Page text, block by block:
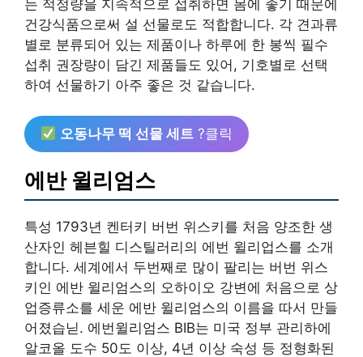
는 적정량을 지속적으로 섭취하면 몸에 좋기 때문에
건강식품으로써 설 선물로도 적합합니다. 각 견과류
별로 분류되어 있는 제품이나 하루에 한 봉씩 필수
섭취 권장량이 담긴 제품들도 있어, 기호별로 선택
하여 선물하기 아주 좋은 것 같습니다.
오동나무 떡 선물 세트 ?클릭
에반 윌리엄스
특성 1793년 켄터키 버번 위스키를 처음 양조한 생
산자인 헤븐힐 디스틸러리의 에번 윌리업스를 소개
합니다. 세계에서 두번째로 많이 팔리는 버번 위스
키인 에반 윌리엄스의 오하이오 강변에 처음으로 상
업증류소를 세운 에반 윌리엄스의 이름을 따서 만들
어졌습닏. 에번윌리엄스 BIB는 미국 정부 관리하에
알코올 도수 50도 이상, 4년 이상 숙성 등 정형화된